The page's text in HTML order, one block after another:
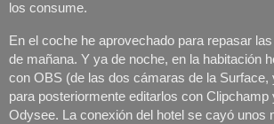
los consume.
En el coche he aprovechado para repasar
de mañana. Y ya de noche, en la habitación
con OBS (de las dos cámaras de la Surface,
para posteriormente editarlos con Clipchamp
Odysee. La conexión del hotel se cayó unos